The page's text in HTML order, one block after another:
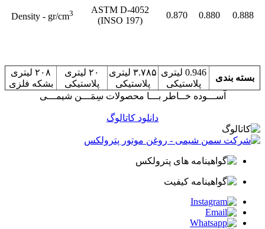
0.888
0.880
0.870
ASTM D-4052
(INSO 197)
Density - gr/cm3
بسته بندی
0.946 لیتری
پلاستیکی
۳.۷۸۵ لیتری
پلاستیکی
۲۰ لیتری
پلاستیکی
۲۰۸ لیتری
بشکه فلزی
آســـوده خــاطر بـــا محصولات سِمَـــن شیمـــی
دانلود کاتالوگ